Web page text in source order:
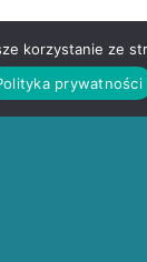
korzystanie ze
prywatności